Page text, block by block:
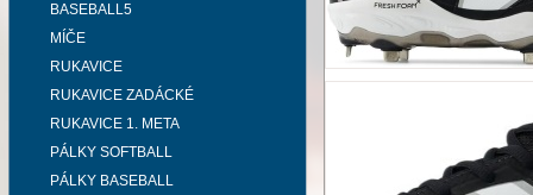
BASEBALL5
MÍČE
RUKAVICE
RUKAVICE ZADÁCKÉ
RUKAVICE 1. META
PÁLKY SOFTBALL
PÁLKY BASEBALL